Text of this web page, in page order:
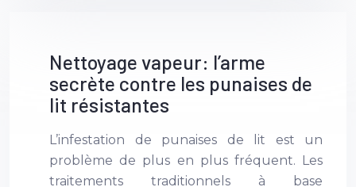
Nettoyage vapeur: l’arme
secrète contre les punaises de
lit résistantes
L’infestation de punaises de lit est un
problème de plus en plus fréquent. Les
traitements traditionnels à base